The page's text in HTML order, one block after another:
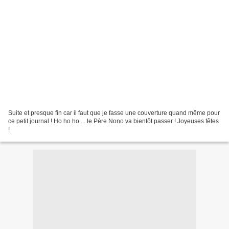
Suite et presque fin car il faut que je fasse une couverture quand même pour
ce petit journal ! Ho ho ho ... le Père Nono va bientôt passer ! Joyeuses fêtes
!